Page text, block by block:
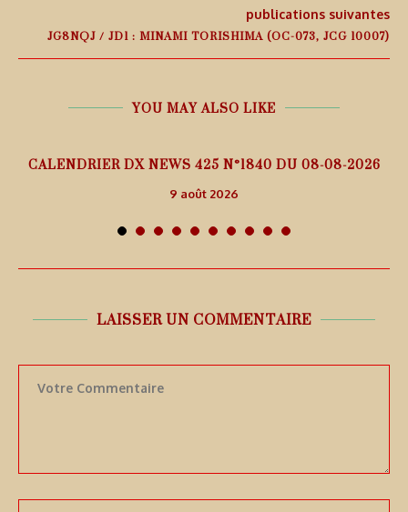
publications suivantes
JG8NQJ / JD1 : MINAMI TORISHIMA (OC-073, JCG 10007)
YOU MAY ALSO LIKE
CALENDRIER DX NEWS 425 N°1840 DU 08-08-2026
9 août 2026
LAISSER UN COMMENTAIRE